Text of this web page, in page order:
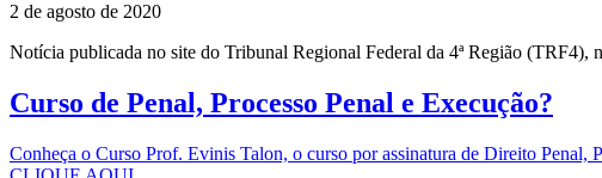
2 de agosto de 2020
Notícia publicada no site do Tribunal Regional Federal da 4ª Região (TRF4),
Curso de Penal, Processo Penal e Execução?
Conheça o Curso Prof. Evinis Talon, o curso por assinatura de Direito